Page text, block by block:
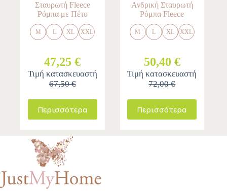
Σταυρωτή Fleece
Ρόμπα με Πέτο
M L XL XXL
47,25 €
Τιμή κατασκευαστή
67,50 €
Περισσότερα
Ανδρική Σταυρωτή
Ρόμπα Fleece
M L XL XXL
50,40 €
Τιμή κατασκευαστή
72,00 €
Περισσότερα